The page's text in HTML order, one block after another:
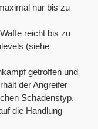
nur bis zu
reicht bis zu
(siehe
getroffen und
der Angreifer
Schadenstyp.
die Handlung